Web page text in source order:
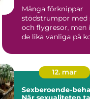
Många förknippar
stödstrumpor med
och flygresor, men
de lika vanliga på
12. mar
Sexberoende-